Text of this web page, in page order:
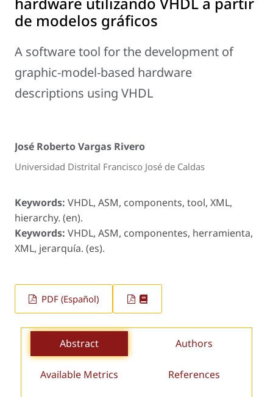
de modelos gráficos
A software tool for the development of
graphic-model-based hardware
descriptions using VHDL
José Roberto Vargas Rivero
Universidad Distrital Francisco José de Caldas
Keywords: VHDL, ASM, components, tool, XML,
hierarchy. (en).
Keywords: VHDL, ASM, componentes, herramienta,
XML, jerarquía. (es).
PDF (Español)
Abstract Authors
Available Metrics References